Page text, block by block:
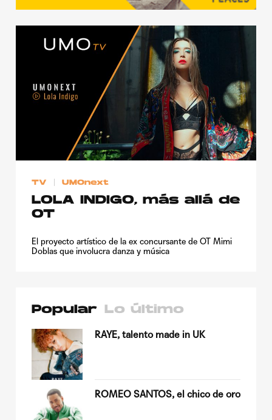
TV UMOnext
LOLA INDIGO, más allá de
OT
El proyecto artístico de la ex concursante de OT Mimi
Doblas que involucra danza y música
Popular Lo último
RAYE, talento made in UK
ROMEO SANTOS, el chico de oro